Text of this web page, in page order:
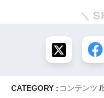
CATEGORY : コンテンツ